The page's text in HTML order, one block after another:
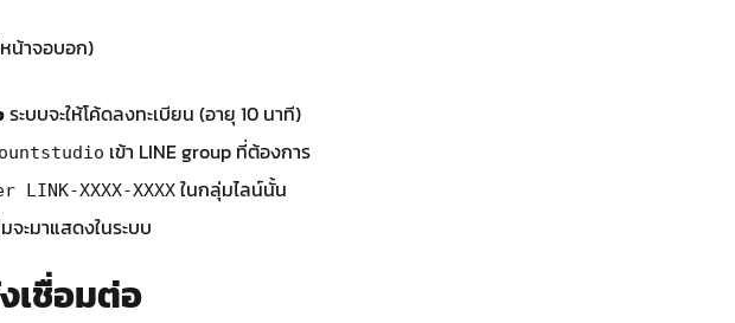
น้าจอบอก)
ระบบจะให้โค้ดลงทะเบียน (อายุ 10 นาที)
เข้า LINE group ที่ต้องการ
XXXX-XXXXในกลุ่มไลน์นั้น
จะมาแสดงในระบบ
เชื่อมต่อ